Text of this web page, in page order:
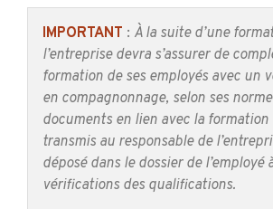
IMPORTANT : À la suite d’une
l’entreprise devra s’assurer de
formation de ses employés avec un
en compagnonnage, selon ses
documents en lien avec la formation
transmis au responsable de
déposé dans le dossier de l’employé
vérifications des qualifications.